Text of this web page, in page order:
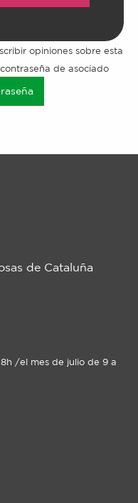
opiniones sobre esta
de asociado
de Cataluña
/el mes de julio de 9 a